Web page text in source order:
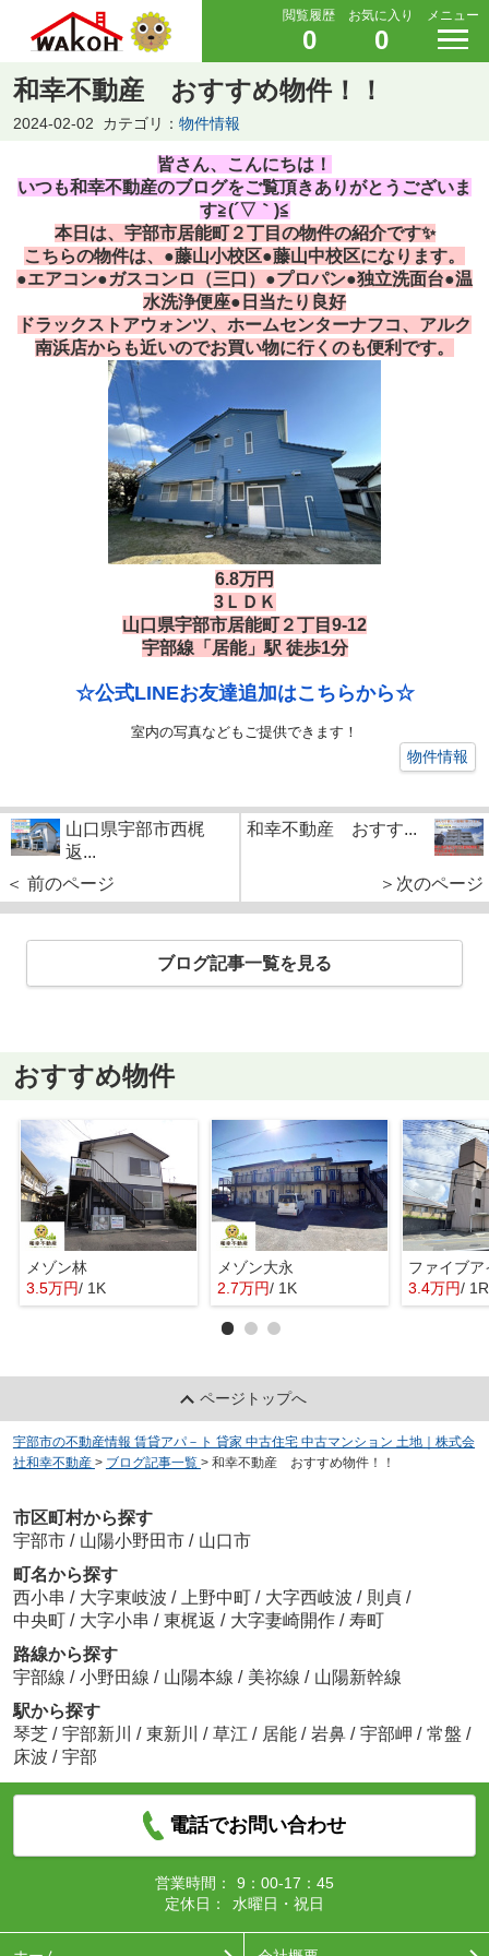
閲覧履歴
0
お気に入り
0
メニュー
和幸不動産 おすすめ物件！！
2024-02-02 カテゴリ： 物件情報
皆さん、こんにちは！
いつも和幸不動産のブログをご覧頂きありがとうございま
す≧(´▽｀)≦
本日は、宇部市居能町２丁目の物件の紹介です✨
こちらの物件は、●藤山小校区●藤山中校区になります。
●エアコン●ガスコンロ（三口）●プロパン●独立洗面台●温
水洗浄便座●日当たり良好
ドラックストアウォンツ、ホームセンターナフコ、アルク
南浜店からも近いのでお買い物に行くのも便利です。
6.8万円
3ＬＤＫ
山口県宇部市居能町２丁目9-12
宇部線「居能」駅 徒歩1分
☆公式LINEお友達追加はこちらから☆
室内の写真などもご提供できます！
物件情報
山口県宇部市西梶
返...
＜ 前のページ
和幸不動産 おすす...
＞次のページ
ブログ記事一覧を見る
おすすめ物件
メゾン林
3.5万円/ 1K
メゾン大永
2.7万円/ 1K
ファイブア
3.4万円/ 1R
ページトップへ
宇部市の不動産情報 賃貸アパ－ト 貸家 中古住宅 中古マンション 土地｜株式会
社和幸不動産 > ブログ記事一覧 > 和幸不動産 おすすめ物件！！
市区町村から探す
宇部市 / 山陽小野田市 / 山口市
町名から探す
西小串 / 大字東岐波 / 上野中町 / 大字西岐波 / 則貞 /
中央町 / 大字小串 / 東梶返 / 大字妻崎開作 / 寿町
路線から探す
宇部線 / 小野田線 / 山陽本線 / 美祢線 / 山陽新幹線
駅から探す
琴芝 / 宇部新川 / 東新川 / 草江 / 居能 / 岩鼻 / 宇部岬 / 常盤 /
床波 / 宇部
電話でお問い合わせ
営業時間：
9：00-17：45
定休日：
水曜日・祝日